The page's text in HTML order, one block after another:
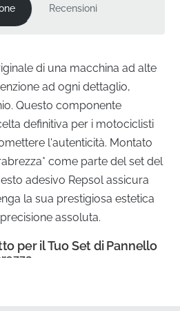
Recensioni
di una macchina ad alte
ad ogni dettaglio,
Questo componente
definitiva per i motociclisti
l'autenticità. Montato
come parte del set del
adesivo Repsol assicura
la sua prestigiosa estetica
assoluta.
per il Tuo Set di Pannello